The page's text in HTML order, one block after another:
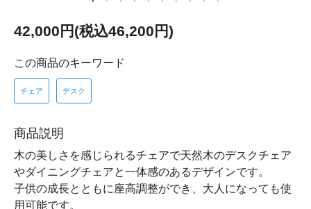
42,000円(税込46,200円)
この商品のキーワード
チェア デスク
商品説明
木の美しさを感じられるチェアで天然木のデスクチェア
やダイニングチェアと一体感のあるデザインです。
子供の成長とともに座高調整ができ、大人になっても使
用可能です。